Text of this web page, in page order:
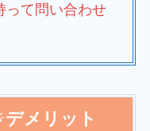
って問い合わせ
デメリット